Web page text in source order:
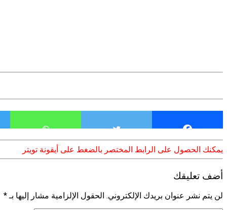
يمكنك الحصول على الرابط المختصر بالضغط على أيقونة تويتر
أضف تعليقك
لن يتم نشر عنوان بريدك الإلكتروني. الحقول الإلزامية مشار إليها بـ*